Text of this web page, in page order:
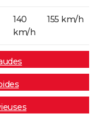
140
km/h
155 km/h